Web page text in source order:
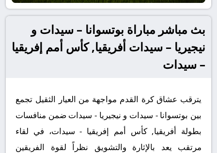
بث مباشر مباراة بوتسوانا – سيدات و
نيجيريا – سيدات أفريقيا, كأس أمم إفريقيا
– سيدات
يترقب عشاق كرة القدم مواجهة من العيار الثقيل تجمع
بين بوتسوانا - سيدات و نيجيريا - سيدات ضمن منافسات
بطولة أفريقيا, كأس أمم إفريقيا - سيدات، في لقاء
مرتقب يعد بالإثارة والتشويق نظراً لقوة الفريقين